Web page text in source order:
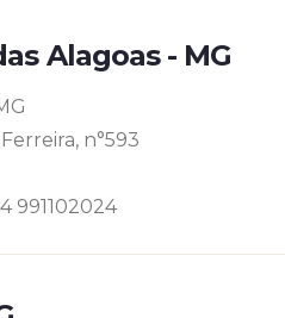
Alagoas - MG
n°593
991102024